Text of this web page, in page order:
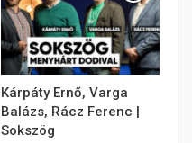
Kárpáty Ernő, Varga
Balázs, Rácz Ferenc |
Sokszög